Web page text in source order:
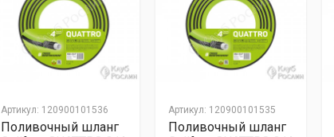
Артикул: 120900101536
Поливочный шланг
Артикул: 120900101535
Поливочный шланг